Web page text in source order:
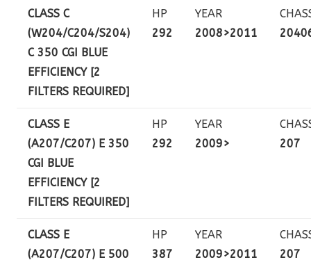
CLASS C
(W204/C204/S204)
C 350 CGI BLUE
EFFICIENCY [2
FILTERS REQUIRED]
HP
292
YEAR
2008>2011
CLASS E
(A207/C207) E 350
CGI BLUE
EFFICIENCY [2
FILTERS REQUIRED]
HP
292
YEAR
2009>
207
CLASS E
(A207/C207) E 500
HP
387
YEAR
2009>2011
207